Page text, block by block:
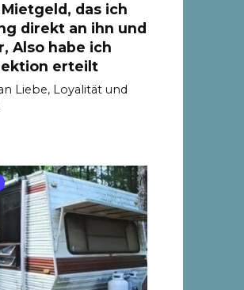
das ich
direkt an ihn und
Also habe ich
erteilt
Liebe, Loyalität und